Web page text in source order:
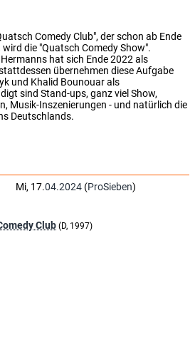
Comedy Club", der schon ab Ende
die "Quatsch Comedy Show".
hat sich Ende 2022 als
übernehmen diese Aufgabe
und Khalid Bounouar als
sind Stand-ups, ganz viel Show,
Musik-Inszenierungen - und natürlich die
Deutschlands.
Mi, 17.04.2024 (ProSieben)
Club (D, 1997)